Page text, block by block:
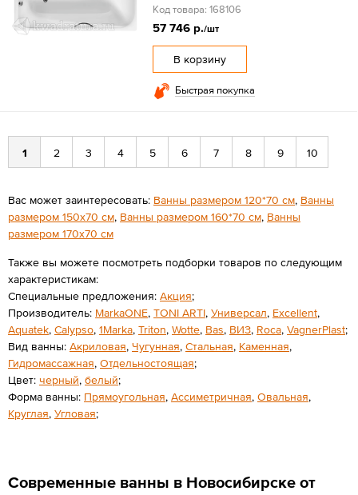
Код товара: 168106
57 746 р./шт
В корзину
Быстрая покупка
1 2 3 4 5 6 7 8 9 10
Вас может заинтересовать: Ванны размером 120*70 см, Ванны
размером 150х70 см, Ванны размером 160*70 см, Ванны
размером 170х70 см
Также вы можете посмотреть подборки товаров по следующим
характеристикам:
Специальные предложения: Акция;
Производитель: MarkaONE, TONI ARTI, Универсал, Excellent,
Aquatek, Calypso, 1Marka, Triton, Wotte, Bas, ВИЗ, Roca, VagnerPlast;
Вид ванны: Акриловая, Чугунная, Стальная, Каменная,
Гидромассажная, Отдельностоящая;
Цвет: черный, белый;
Форма ванны: Прямоугольная, Ассиметричная, Овальная,
Круглая, Угловая;
Современные ванны в Новосибирске от